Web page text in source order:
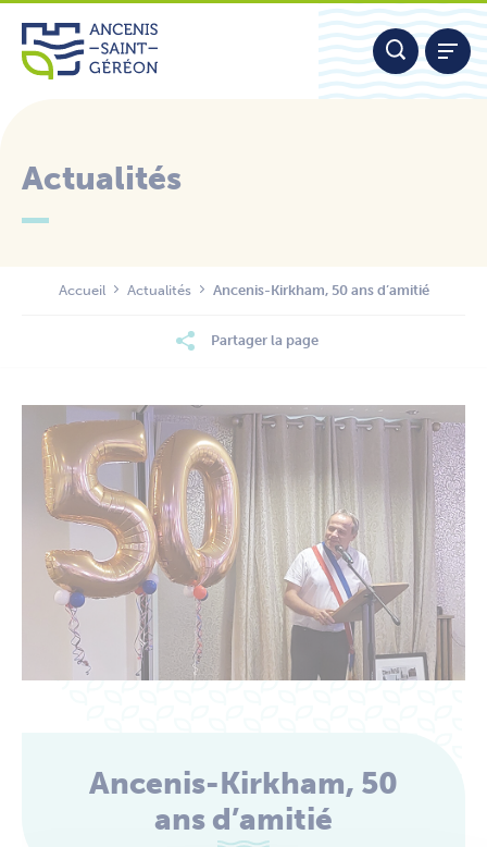
Aller
contenu
Actualités
Accueil Actualités Ancenis-Kirkham, 50 ans d’amitié
Partager la page
Ancenis-Kirkham, 50
ans d’amitié
Panneau de gestion des cookies